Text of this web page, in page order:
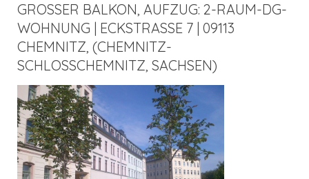
GROSSER BALKON, AUFZUG: 2-RAUM-DG-W
OHNUNG | ECKSTRASSE 7 | 09113 CH
EMNITZ, (CHEMNITZ-SC
HLOSSCHEMNITZ, SACHSEN)